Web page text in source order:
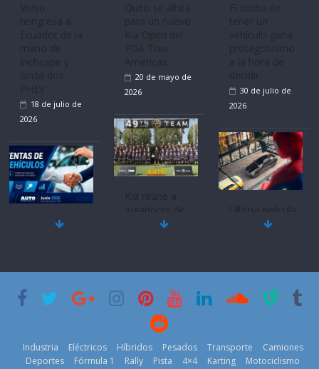
Volvo
reingresa a
Ecuador de la
mano de
Inchcape y
lanza dos
PHEV
18 de julio de
2026
Mercado
historia
11 de julio de
Quito se alista
para un nuevo
Kia Open del
PGA Tour
Americas
20 de mayo de
2026
Kia reúne a
jugadores de
fútbol de todo
2026
El costo de
tener un
vehículo gana
protagonismo
a la hora de
decidir
30 de julio de
2026
Ultima película
‘Spider‑Man:
29 de julio de
Industria Eléctricos Híbridos Pesados Transporte
Camiones
Deportes
Fórmula 1 Rally Pista 4×4 Karting
Motociclismo